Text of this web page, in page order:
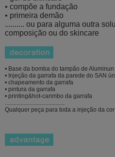
• compõe a fundação
• primeira demão
.......... ou para alguma outra
composição ou do skincare
• Base da bomba do tampão de
• Injeção da garrafa da parede do SAN
• chapeamento da garrafa
• pintura da garrafa
• printing&hot-carimbo da garrafa
.........................................
Qualquer peça para toda a injeção da